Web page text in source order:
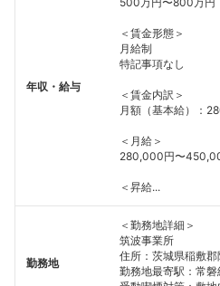
年収・給与
＜賃金形態＞
月給制
特記事項なし
＜賃金内訳＞
月額（基本給）：
＜月給＞
280,000円〜
＜昇給...
勤務地
＜勤務地詳細＞
筑波事業所
住所：茨城県稲敷
勤務地最寄駅：常